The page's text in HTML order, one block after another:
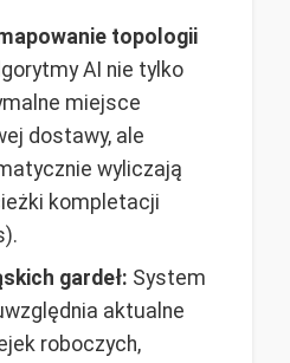
topologii
AI nie tylko
miejsce
dostawy, ale
wyliczają
kompletacji
gardeł: System
aktualne
roboczych,